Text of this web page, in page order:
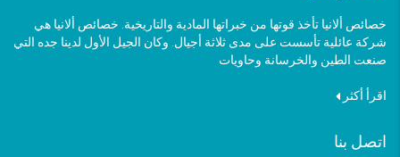
خصائص ألانيا تأخذ قوتها من خبراتها المادية والتاريخية. خصائص ألانيا هي
شركة عائلية تأسست على مدى ثلاثة أجيال. وكان الجيل الأول لدينا جده التي
صنعت الطين والخرسانة وحاويات
اقرأ أكثر
اتصل بنا